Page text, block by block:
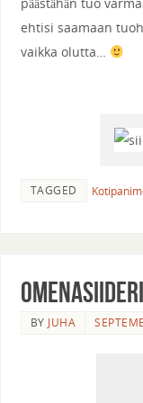
päästähän tuo
ehtisi saamaan
vaikka olutta…
TAGGED
BY JUHA